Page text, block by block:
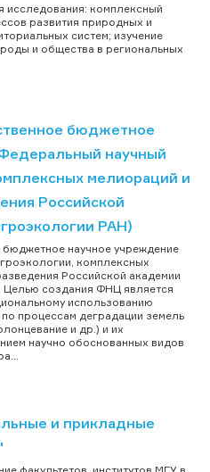
исследования: комплексный
развития природных и
систем; изучение
и общества в региональных
бюджетное
научный
мелиораций и
Российской
РАН)
научное учреждение
комплексных
Российской академии
создания ФНЦ является
использованию
процессам деградации земель
и др.) и их
научно обоснованных видов
и прикладные